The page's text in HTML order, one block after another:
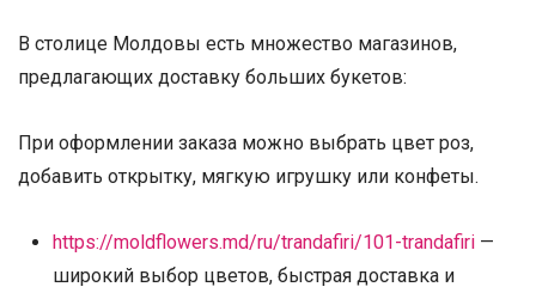
В столице Молдовы есть множество магазинов,
предлагающих доставку больших букетов:
При оформлении заказа можно выбрать цвет роз,
добавить открытку, мягкую игрушку или конфеты.
https://moldflowers.md/ru/trandafiri/101-trandafiri—
широкий выбор цветов, быстрая доставка и